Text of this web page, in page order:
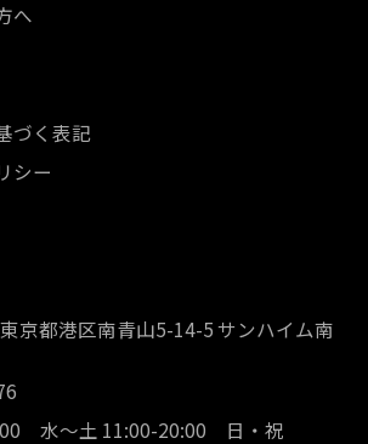
へ
づく表記
シー
京都港区南青山5-14-5 サンハイム南
水～土 11:00-20:00 日・祝